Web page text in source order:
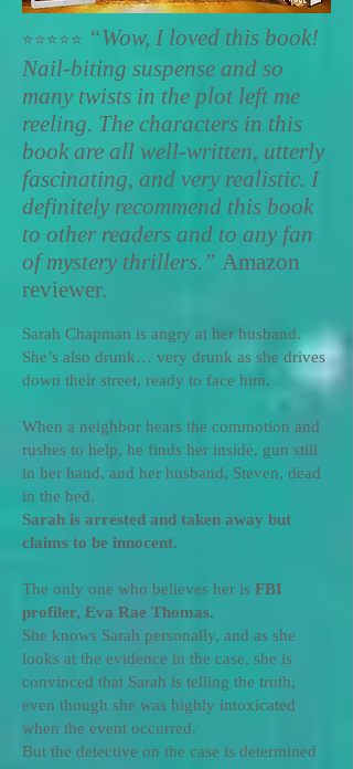
⭐️⭐️⭐️⭐️⭐️
“Wow, I loved this book!
Nail-biting suspense and so
many twists in the plot left me
reeling. The characters in this
book are all well-written, utterly
fascinating, and very realistic. I
definitely recommend this book
to other readers and to any fan
of mystery thrillers.” Amazon
reviewer.
Sarah Chapman is angry at her husband.
She’s also drunk… very drunk as she drives
down their street, ready to face him.
When a neighbor hears the commotion and
rushes to help, he finds her inside, gun still
in her hand, and her husband, Steven, dead
in the bed.
Sarah is arrested and taken away but
claims to be innocent.
The only one who believes her is FBI
profiler, Eva Rae Thomas.
She knows Sarah personally, and as she
looks at the evidence in the case, she is
convinced that Sarah is telling the truth,
even though she was highly intoxicated
when the event occurred.
But the detective on the case is determined